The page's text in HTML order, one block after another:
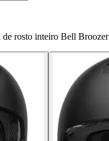
de rosto inteiro Bell Broozer